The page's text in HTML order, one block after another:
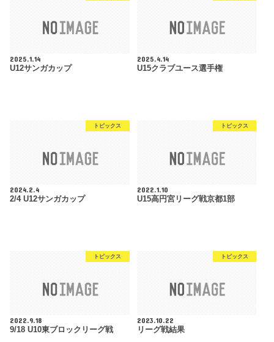
2025.1.14
U12サンガカップ
2025.4.14
U15クラブユース選手権
トピックス
2024.2.4
2/4 U12サンガカップ
トピックス
2022.1.10
U15高円宮リーグ戦京都1部
トピックス
2022.9.18
9/18 U10東ブロックリーグ戦
トピックス
2023.10.22
リーグ戦結果